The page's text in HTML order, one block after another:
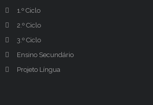
1.º Ciclo
2.º Ciclo
3.º Ciclo
Ensino Secundário
Projeto Língua